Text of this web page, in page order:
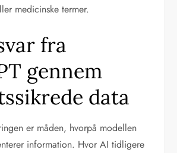
medicinske termer.
fra
gennem
data
er måden, hvorpå modellen
information. Hvor AI tidligere